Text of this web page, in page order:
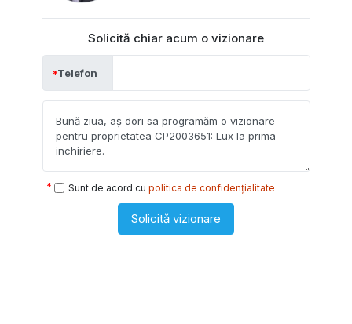
Solicită chiar acum o vizionare
Telefon
Sunt de acord cu politica de confidențialitate
Solicită vizionare